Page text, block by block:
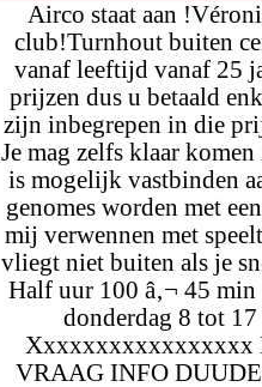
Airco staat aan
club!Turnhout buiten
vanaf leeftijd vanaf 25
prijzen dus u betaald
zijn inbegrepen in die
Je mag zelfs klaar
is mogelijk vastbinden
genomes worden met
mij verwennen met
vliegt niet buiten als je
Half uur 100 â‚¬ 45 min
donderdag 8 tot
Xxxxxxxxxxxxxxxxx
VRAAG INFO